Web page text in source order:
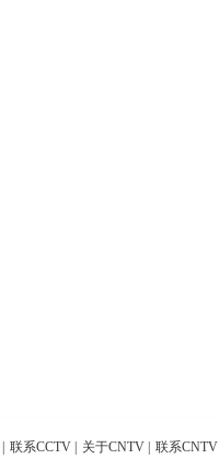
联系CCTV 关于CNTV 联系CNTV